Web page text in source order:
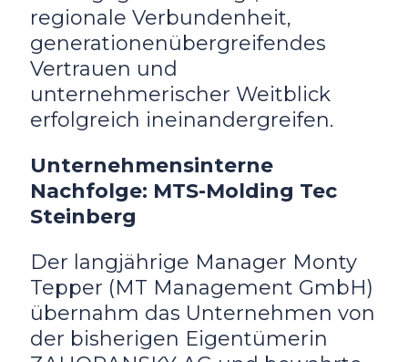
regionale Verbundenheit,
generationenübergreifendes
Vertrauen und
unternehmerischer Weitblick
erfolgreich ineinandergreifen.
Unternehmensinterne
Nachfolge: MTS-Molding Tec
Steinberg
Der langjährige Manager Monty
Tepper (MT Management GmbH)
übernahm das Unternehmen von
der bisherigen Eigentümerin